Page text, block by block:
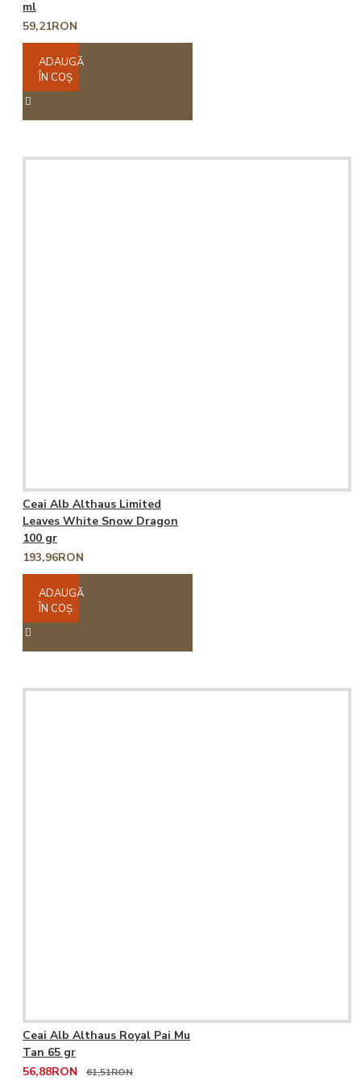
ml
59,21RON
ADAUGĂ
ÎN COŞ
Ceai Alb Althaus Limited
Leaves White Snow Dragon
100 gr
193,96RON
ADAUGĂ
ÎN COŞ
Ceai Alb Althaus Royal Pai Mu
Tan 65 gr
56,88RON
61,51RON